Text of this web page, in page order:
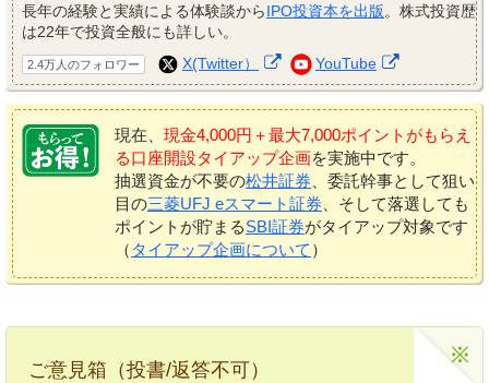
長年の経験と実績による体験談からIPO投資本を出版。株式投資歴
は22年で投資全般にも詳しい。
2.4万人のフォロワー X(Twitter） YouTube
現在、 現金4,000円＋最大7,000ポイントがもらえ
る口座開設タイアップ企画を実施中です。
抽選資金が不要の松井証券、委託幹事として狙い
目の三菱UFJ eスマート証券、そして落選しても
ポイントが貯まるSBI証券がタイアップ対象です
（ タイアップ企画について ）
ご意見箱（投書/返答不可）